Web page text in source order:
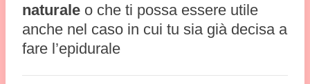
naturale o che ti possa essere utile
anche nel caso in cui tu sia già decisa a
fare l’epidurale